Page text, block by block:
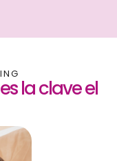
la clave el